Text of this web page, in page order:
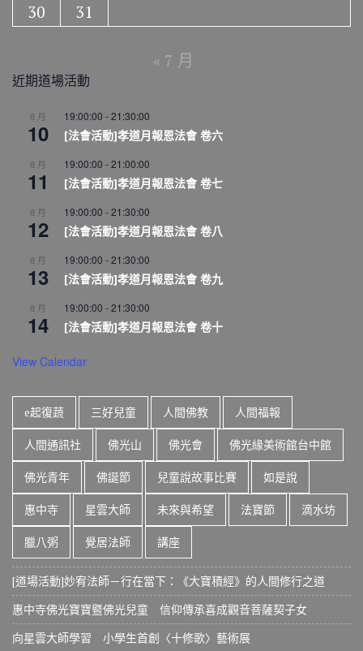
30
31
« 7 月
近期道場活動
8 月
10
19:00:00 -21:30:00
[法會活動]孝道月報恩法會 卷六
8 月
11
19:00:00 -21:00:00
[法會活動]孝道月報恩法會 卷七
8 月
12
19:00:00 -21:30:00
[法會活動]孝道月報恩法會 卷八
8 月
13
19:00:00 -21:30:00
[法會活動]孝道月報恩法會 卷九
8 月
14
19:00:00 -21:30:00
[法會活動]孝道月報恩法會 卷十
View Calendar
e起復蔬 三好兒童 人間佛教 人間福報
人間通訊社 佛光山 佛光會 佛光緣美術館台中館
佛光青年 佛誕節 兒童說故事比賽 如是說
惠中寺 星雲大師 未來與希望 法寶節 滴水坊
臘八粥 覺居法師 講座
[道場活動]妙宥法師－行在當下：《大寶積經》的人間修行之道
惠中寺佛光寶寶暨佛光兒童 信仰傳承喜成觀音菩薩契子女
向星雲大師學習 小學生首創〈十修歌〉藝術展